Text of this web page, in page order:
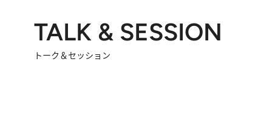
TALK & SESSION
トーク＆セッション